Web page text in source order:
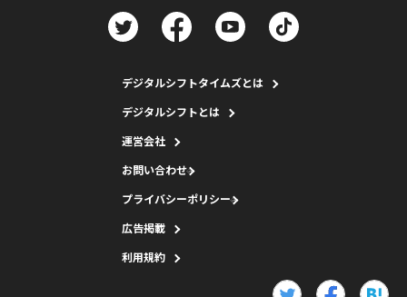
デジタルシフトタイムズとは
デジタルシフトとは
運営会社
お問い合わせ
プライバシーポリシー
広告掲載
利用規約